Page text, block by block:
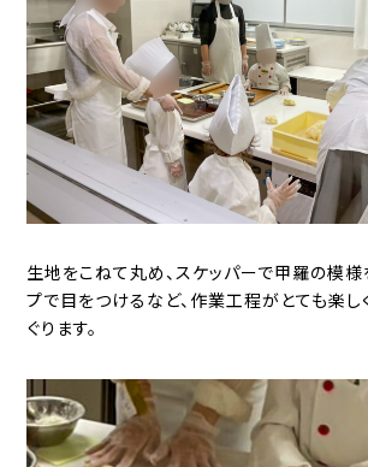
生地をこねて丸め、スケッパーで甲羅の模様
プで目をつけるなど、作業工程がとても楽し
ぐります。